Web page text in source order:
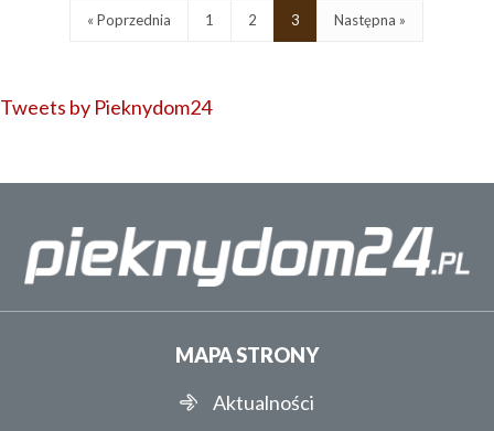
« Poprzednia 1 2 3 Następna »
Tweets by Pieknydom24
MAPA STRONY
Aktualności